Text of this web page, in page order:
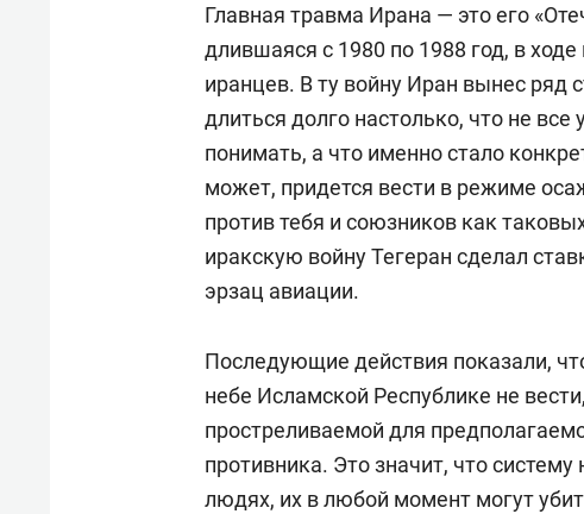
Главная травма Ирана — это его
длившаяся с 1980 по 1988 год, в
иранцев. В ту войну Иран вынес ряд
длиться долго настолько, что не
понимать, а что именно стало
может, придется вести в режиме
против тебя и союзников как
иракскую войну Тегеран сделал
эрзац авиации.
Последующие действия показали,
небе Исламской Республике не
простреливаемой для
противника. Это значит, что
людях, их в любой момент могут